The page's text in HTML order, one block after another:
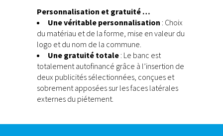
Personnalisation et gratuité …
Une véritable personnalisation : Choix
du matériau et de la forme, mise en valeur du
logo et du nom de la commune.
Une gratuité totale : Le banc est
totalement autofinancé grâce à l’insertion de
deux publicités sélectionnées, conçues et
sobrement apposées sur les faces latérales
externes du piétement.